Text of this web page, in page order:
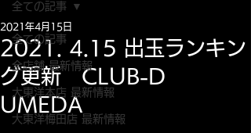
全ての記事
全店舗 最新情報
大東洋本店 最新情報
大東洋梅田店 最新情報
全ての記事
2021. 4.15 出玉ランキン
グ更新 CLUB-D
UMEDA
2021年4月15日